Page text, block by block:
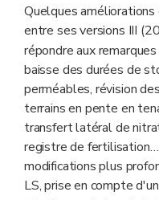
Quelques
entre ses versions III
répondre aux
baisse des durées de
perméables, révision
terrains en pente en
transfert latéral de
registre de
modifications plus
LS, prise en compte